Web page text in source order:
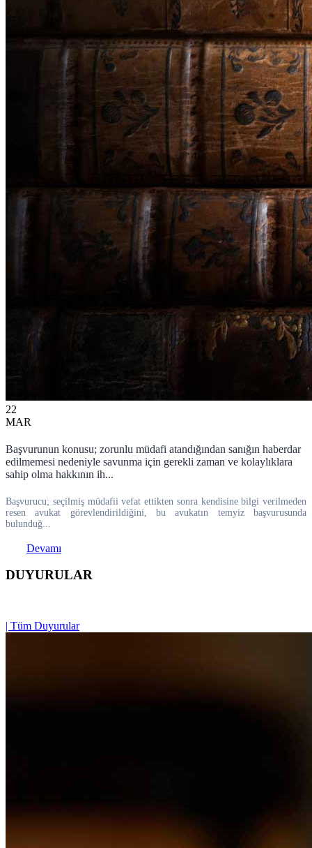
22
MAR
Başvurunun konusu; zorunlu müdafi atandığından sanığın haberdar
edilmemesi nedeniyle savunma için gerekli zaman ve kolaylıklara
sahip olma hakkının ih...
Başvurucu; seçilmiş müdafii vefat ettikten sonra kendisine bilgi verilmeden
resen avukat görevlendirildiğini, bu avukatın temyiz başvurusunda
bulunduğ...
Devamı
DUYURULAR
| Tüm Duyurular